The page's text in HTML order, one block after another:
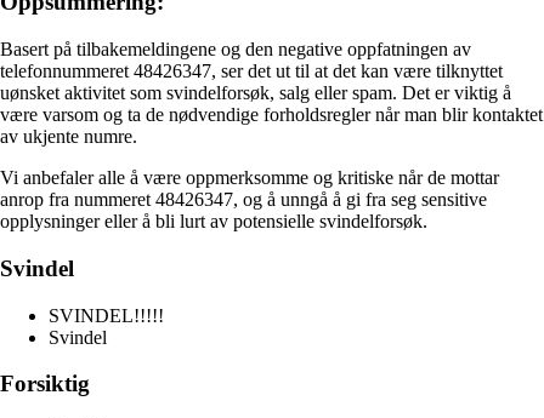
Basert på tilbakemeldingene og den negative oppfatningen av
telefonnummeret 48426347, ser det ut til at det kan være tilknyttet
uønsket aktivitet som svindelforsøk, salg eller spam. Det er viktig å
være varsom og ta de nødvendige forholdsregler når man blir kontaktet
av ukjente numre.
Vi anbefaler alle å være oppmerksomme og kritiske når de mottar
anrop fra nummeret 48426347, og å unngå å gi fra seg sensitive
opplysninger eller å bli lurt av potensielle svindelforsøk.
Svindel
SVINDEL!!!!!
Svindel
Forsiktig